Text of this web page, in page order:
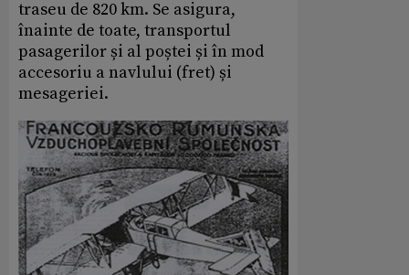
traseu de 820 km. Se asigura,
înainte de toate, transportul
pasagerilor și al poștei și în mod
accesoriu a navlului (fret) și
mesageriei.